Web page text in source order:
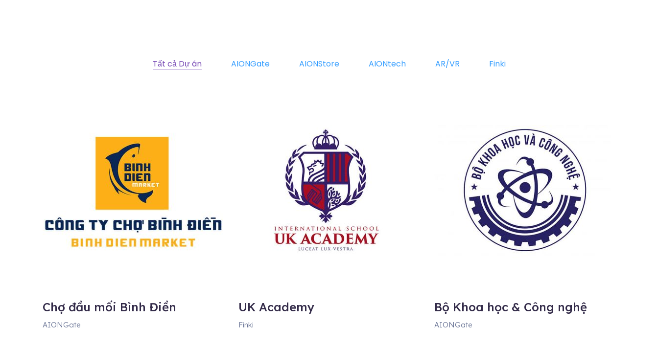
Tất cả Dự án AIONGate AIONStore AIONtech AR/VR Finki
Chợ đầu mối Bình Điền
AIONGate
UK Academy
Finki
Bộ Khoa học & Công nghệ
AIONGate